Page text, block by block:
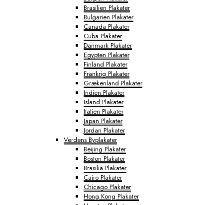
Brasilien Plakater
Bulgarien Plakater
Canada Plakater
Cuba Plakater
Danmark Plakater
Egypten Plakater
Finland Plakater
Frankrig Plakater
Grækenland Plakater
Indien Plakater
Island Plakater
Italien Plakater
Japan Plakater
Jordan Plakater
Verdens Byplakater
Beijing Plakater
Boston Plakater
Brasilia Plakater
Cairo Plakater
Chicago Plakater
Hong Kong Plakater